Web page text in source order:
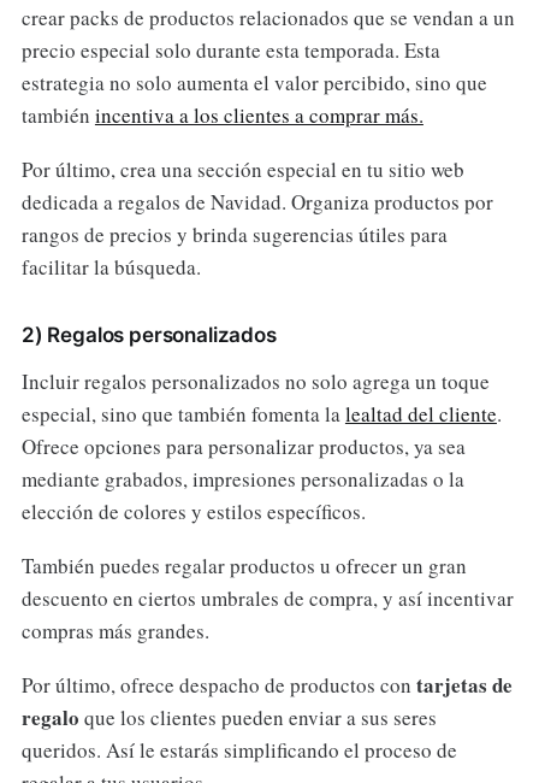
crear packs de productos relacionados que se vendan a un
precio especial solo durante esta temporada. Esta
estrategia no solo aumenta el valor percibido, sino que
también incentiva a los clientes a comprar más.
Por último, crea una sección especial en tu sitio web
dedicada a regalos de Navidad. Organiza productos por
rangos de precios y brinda sugerencias útiles para
facilitar la búsqueda.
2) Regalos personalizados
Incluir regalos personalizados no solo agrega un toque
especial, sino que también fomenta lalealtad del cliente.
Ofrece opciones para personalizar productos, ya sea
mediante grabados, impresiones personalizadas o la
elección de colores y estilos específicos.
También puedes regalar productos u ofrecer un gran
descuento en ciertos umbrales de compra, y así incentivar
compras más grandes.
Por último, ofrece despacho de productos con tarjetas de
regalo que los clientes pueden enviar a sus seres
queridos. Así le estarás simplificando el proceso de